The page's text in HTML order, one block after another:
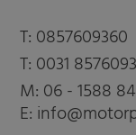
T: 0857609360
T: 0031
M: 06 - 1588
E: